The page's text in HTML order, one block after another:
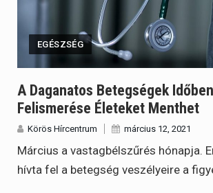
EGÉSZSÉG
A Daganatos Betegségek
Felismerése Életeket Menthet
Körös Hírcentrum március 12, 2021
Március a vastagbélszűrés hónapja.
hívta fel a betegség veszélyeire a